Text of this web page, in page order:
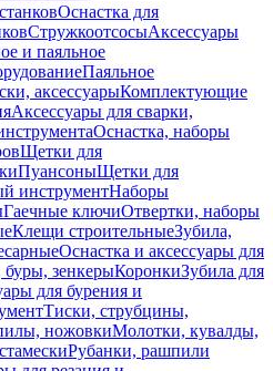
Оснастка для
СтружкоотсосыАксессуары
и паяльное
Паяльное
аксессуарыКомплектующие
Аксессуары для сварки,
Оснастка, наборы
Щетки для
ПуансоныЩетки для
инструментНаборы
Гаечные ключиОтвертки, наборы
Клещи строительныеЗубила,
Оснастка и аксессуары для
буры, зенкерыКоронкиЗубила для
для бурения и
Тиски, струбцины,
ножовкиМолотки, кувалды,
Рубанки, рашпили